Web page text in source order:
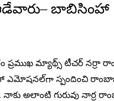
బాబిసింహా
మ్యాథ్స్‌ టీచర్‌ నర్రా
ఎమోషనల్‌గా స్పందించి
నాకు అలాంటి గురువు